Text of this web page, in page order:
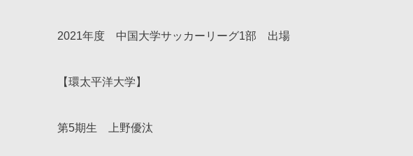
2021年度 中国大学サッカーリーグ1部 出場
【環太平洋大学】
第5期生 上野優汰